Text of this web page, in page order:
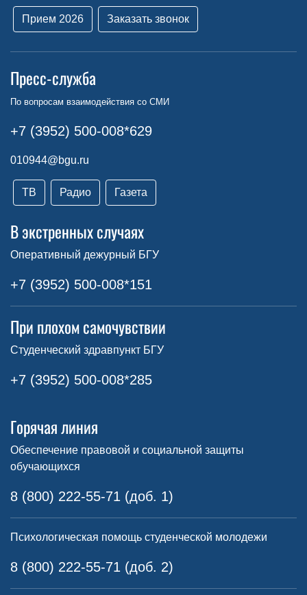
Прием 2026 Заказать звонок
Пресс-служба
По вопросам взаимодействия со СМИ
+7 (3952) 500-008*629
010944@bgu.ru
ТВ Радио Газета
В экстренных случаях
Оперативный дежурный БГУ
+7 (3952) 500-008*151
При плохом самочувствии
Студенческий здравпункт БГУ
+7 (3952) 500-008*285
Горячая линия
Обеспечение правовой и социальной защиты
обучающихся
8 (800) 222-55-71 (доб. 1)
Психологическая помощь студенческой молодежи
8 (800) 222-55-71 (доб. 2)